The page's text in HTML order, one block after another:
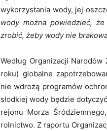
wykorzystania wody, jej
wody można powiedzieć,
zrobić, żeby wody nie
Według Organizacji
roku) globalne
nie wdrożą programów
słodkiej wody będzie
rejonu Morza
rolnictwo. Z raportu